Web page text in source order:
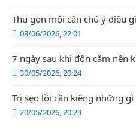
08/06/2026, 22:01
Thu gọn môi cần chú ý điều gì
30/05/2026, 20:24
7 ngày sau khi độn cằm nên
20/05/2026, 20:29
Trị sẹo lồi cần kiêng những gì